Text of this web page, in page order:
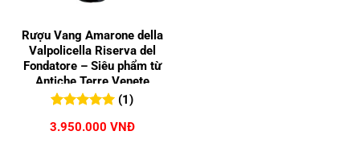
Rượu Vang Amarone della
Valpolicella Riserva del
Fondatore – Siêu phẩm từ
Antiche Terre Venete
đánh giá
(1)
3.950.000 VNĐ